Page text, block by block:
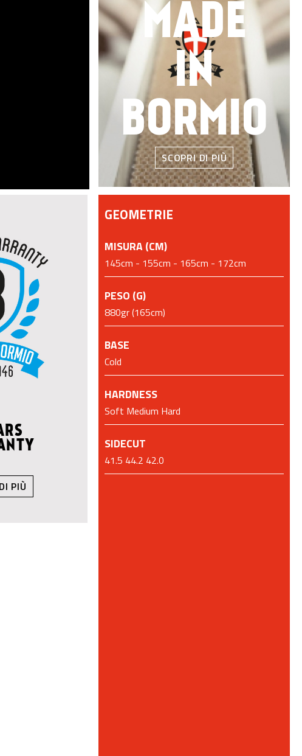
MADE
IN
BORMIO
SCOPRI DI PIÙ
PIÙ
GEOMETRIE
MISURA (CM)
145cm - 155cm - 165cm - 172cm
PESO (G)
880gr (165cm)
BASE
Cold
HARDNESS
Soft Medium Hard
SIDECUT
41.5 44.2 42.0